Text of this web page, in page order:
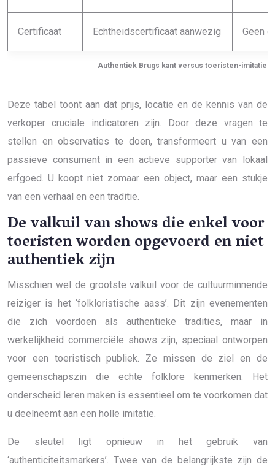
Authentiek Brugs kant versus toeristen-imitaties
Certificaat Echtheidscertificaat aanwezig Geen
Deze tabel toont aan dat prijs, locatie en de kennis van de
verkoper cruciale indicatoren zijn. Door deze vragen te
stellen en observaties te doen, transformeert u van een
passieve consument in een actieve supporter van lokaal
erfgoed. U koopt niet zomaar een object, maar een stukje
van een verhaal en een traditie.
De valkuil van shows die enkel voor
toeristen worden opgevoerd en niet
authentiek zijn
Misschien wel de grootste valkuil voor de cultuurminnende
reiziger is het ‘folkloristische aass’. Dit zijn evenementen
die zich voordoen als authentieke tradities, maar in
werkelijkheid commerciële shows zijn, speciaal ontworpen
voor een toeristisch publiek. Ze missen de ziel en de
gemeenschapszin die echte folklore kenmerken. Het
onderscheid leren maken is essentieel om te voorkomen dat
u deelneemt aan een holle imitatie.
De sleutel ligt opnieuw in het gebruik van
‘authenticiteitsmarkers’. Twee van de belangrijkste zijn de